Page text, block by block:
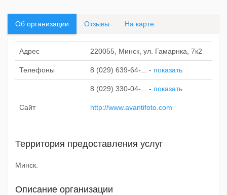
Об организации Отзывы На карте
Адрес 220055, Минск, ул. Гамарнка, 7к2
Телефоны 8 (029) 639-64-... - показать
8 (029) 330-04-... - показать
Сайт http://www.avantifoto.com
Территория предоставления услуг
Минск.
Описание организации